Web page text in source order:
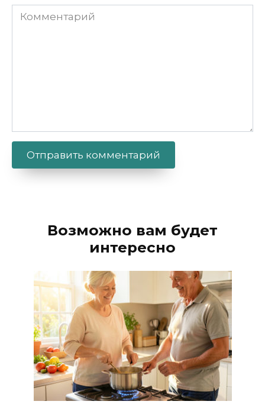
Комментарий
Возможно вам будет
интересно